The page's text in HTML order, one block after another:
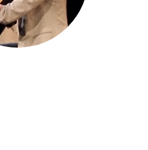
makelaarsvergoeding/
Alle veelgestelde vragen